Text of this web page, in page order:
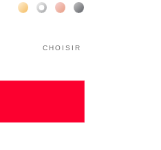
Жёлтое золото 18К
Белое золото 18К
Розовое золото 18К
Чёрное золото 18К
CHOISIR